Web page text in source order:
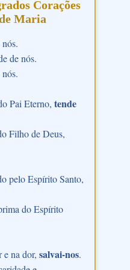
Corações
Maria
de nós.
Pai Eterno, tende
Filho de Deus,
pelo Espírito Santo,
do Espírito
e na dor, salvai-nos.